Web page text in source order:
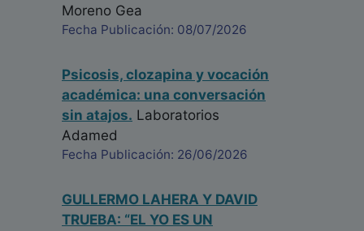
Moreno Gea
Fecha Publicación: 08/07/2026
Psicosis, clozapina y vocación
académica: una conversación
sin atajos. Laboratorios
Adamed
Fecha Publicación: 26/06/2026
GULLERMO LAHERA Y DAVID
TRUEBA: “EL YO ES UN